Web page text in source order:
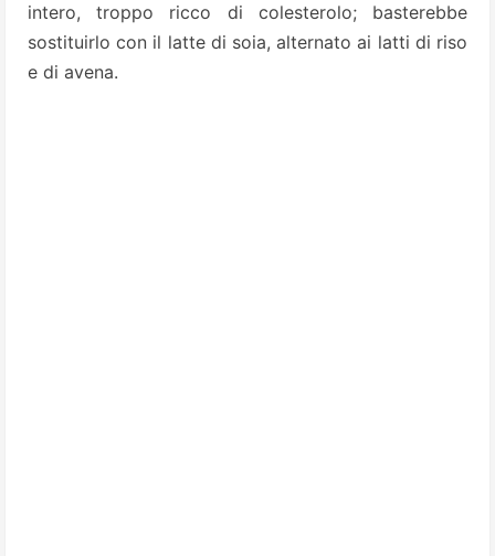
intero, troppo ricco di colesterolo; basterebbe
sostituirlo con il latte di soia, alternato ai latti di riso
e di avena.